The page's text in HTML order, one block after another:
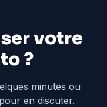
votre
?
minutes ou
en discuter.